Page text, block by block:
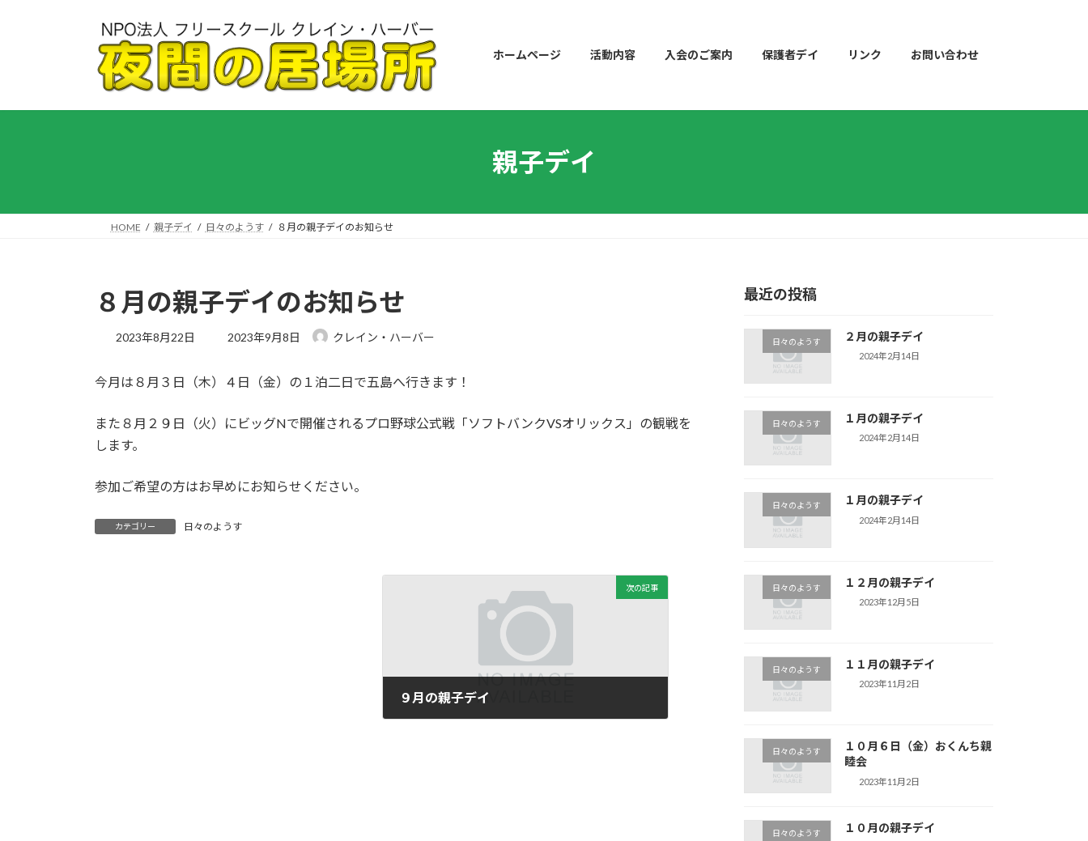
へ
ョ
ホームページ 活動内容 入会のご案内 保護者デイ リンク お問い合わせ
親子デイ
HOME 親子デイ 日々のようす ８月の親子デイのお知らせ
８月の親子デイのお知らせ
2023年8月22日
最
新
時
:
2023年9月8日 クレイン・ハーバー
今月は８月３日（木）４日（金）の１泊二日で五島へ行きます！
また８月２９日（火）にビッグNで開催されるプロ野球公式戦「ソフトバンクVSオリックス」の観戦を
します。
参加ご希望の方はお早めにお知らせください。
カテゴリー 日々のようす
次の記事
９月の親子デイ
最近の投稿
日々のようす ２月の親子デイ
2024年2月14日
日々のようす １月の親子デイ
2024年2月14日
日々のようす １月の親子デイ
2024年2月14日
日々のようす １２月の親子デイ
2023年12月5日
日々のようす １１月の親子デイ
2023年11月2日
日々のようす
１０月６日（金）おくんち親
睦会
2023年11月2日
日々のようす １０月の親子デイ